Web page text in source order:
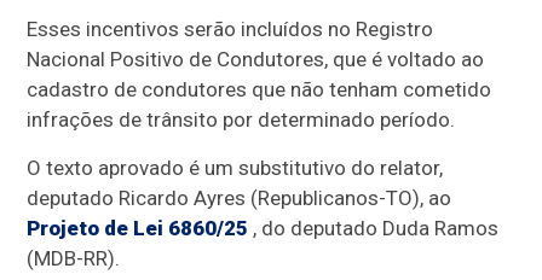
Esses incentivos serão incluídos no Registro
Nacional Positivo de Condutores, que é voltado ao
cadastro de condutores que não tenham cometido
infrações de trânsito por determinado período.
O texto aprovado é umsubstitutivo do relator,
deputado Ricardo Ayres (Republicanos-TO), ao
Projeto de Lei 6860/25 , do deputado Duda Ramos
(MDB-RR).